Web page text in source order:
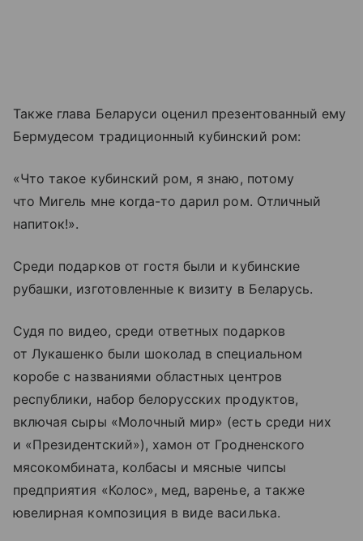
Также глава Беларуси оценил презентованный ему
Бермудесом традиционный кубинский ром:
«Что такое кубинский ром, я знаю, потому
что Мигель мне когда-то дарил ром. Отличный
напиток!».
Среди подарков от гостя были и кубинские
рубашки, изготовленные к визиту в Беларусь.
Судя по видео, среди ответных подарков
от Лукашенко были шоколад в специальном
коробе с названиями областных центров
республики, набор белорусских продуктов,
включая сыры «Молочный мир» (есть среди них
и «Президентский»), хамон от Гродненского
мясокомбината, колбасы и мясные чипсы
предприятия «Колос», мед, варенье, а также
ювелирная композиция в виде василька.